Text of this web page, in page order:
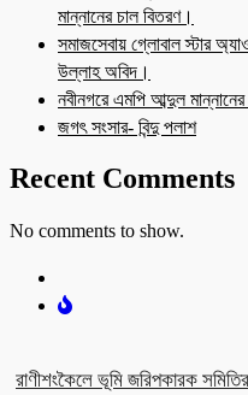
মান্নানের চাল বিতরণ।
সমাজসেবায় গ্লোবাল স্টার
উল্লাহ অবিদ।
নবীনগরে এমপি আব্দুল
জগৎ সংসার- বিন্দু পলাশ
Recent Comments
No comments to show.
রাণীশংকৈলে ভূমি জরিপকারক